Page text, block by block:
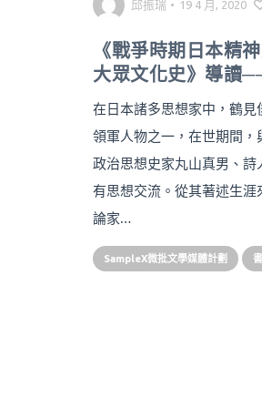
邱振瑞 • 19 4 月, 2020
《戰爭時期日本精
大眾文化史》導讀
在日本諸多思想家中，鶴
領軍人物之一，在世期間，
政治思想史家丸山真男、
有思想交流。從其著述生
論家…
SampleX微批文學媒體計劃